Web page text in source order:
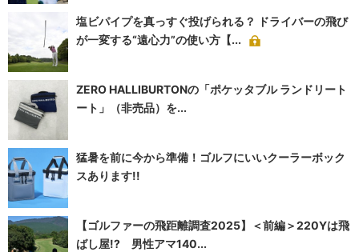
塩ビパイプを真っすぐ投げられる？ ドライバーの飛び
が一変する“遠心力”の使い方【...
ZERO HALLIBURTONの「ポケッタブル ランドリート
ート」（非売品）を...
猛暑を前に今から準備！ゴルフにいいクーラーボック
スあります!!
【ゴルファーの飛距離調査2025】＜前編＞220Yは飛
ばし屋!? 男性アマ140...